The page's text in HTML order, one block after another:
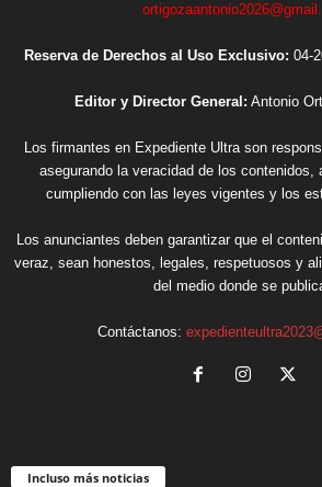
Reserva de Derechos al Uso Exclusivo: 04-
Editor y Director General: Antonio
Los firmantes en Expediente Ultra son
asegurando la veracidad de los contenidos,
cumpliendo con las leyes vigentes y los
Los anunciantes deben garantizar que el
veraz, sean honestos, legales, respetuosos y
del medio donde se
Contáctanos:
Incluso más noticias